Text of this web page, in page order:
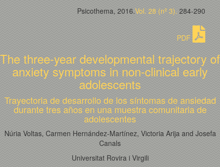
Psicothema, 2016.Vol. 28 (nº 3). 284-290
PDF
The three-year developmental trajectory of
anxiety symptoms in non-clinical early
adolescents
Trayectoria de desarrollo de los síntomas de ansiedad
durante tres años en una muestra comunitaria de
adolescentes
Núria Voltas, Carmen Hernández-Martínez, Victoria Arija and Josefa
Canals
Universitat Rovira i Virgili